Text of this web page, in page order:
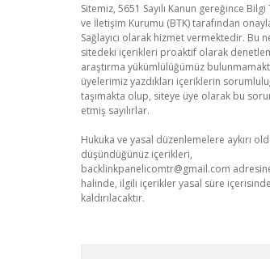
Sitemiz, 5651 Sayılı Kanun gereğince
ve İletişim Kurumu (BTK) tarafından
Sağlayıcı olarak hizmet vermektedir. Bu
sitedeki içerikleri proaktif olarak
araştırma yükümlülüğümüz
üyelerimiz yazdıkları içeriklerin
taşımakta olup, siteye üye olarak bu
etmiş sayılırlar.
Hukuka ve yasal düzenlemelere aykırı
düşündüğünüz içerikleri,
backlinkpanelicomtr@gmail.com
halinde, ilgili içerikler yasal süre
kaldırılacaktır.